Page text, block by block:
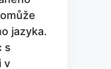
jazyka.
s
v